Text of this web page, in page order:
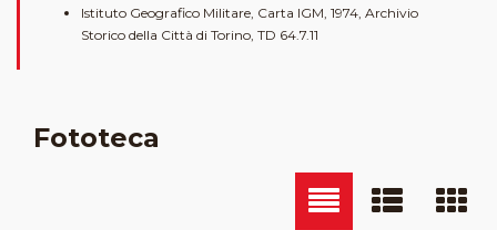
Istituto Geografico Militare, Carta IGM, 1974, Archivio
Storico della Città di Torino, TD 64.7.11
Fototeca